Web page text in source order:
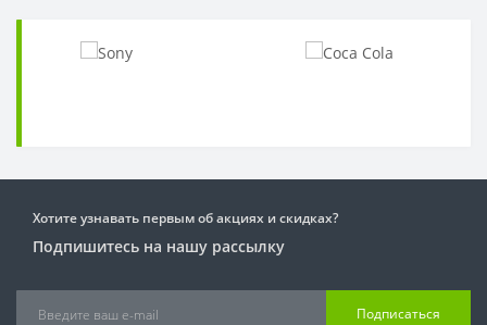
Хотите узнавать первым об акциях и скидках?
Подпишитесь на нашу рассылку
Подписаться